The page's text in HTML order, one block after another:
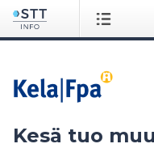
Kesä tuo